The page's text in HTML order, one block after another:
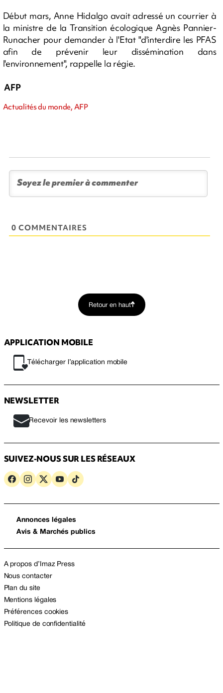
Début mars, Anne Hidalgo avait adressé un courrier à
la ministre de la Transition écologique Agnès Pannier-
Runacher pour demander à l'Etat "d'interdire les PFAS
afin de prévenir leur dissémination dans
l'environnement", rappelle la régie.
AFP
Actualités du monde, AFP
0 COMMENTAIRES
Retour en haut
APPLICATION MOBILE
Télécharger l’application mobile
NEWSLETTER
Recevoir les newsletters
SUIVEZ-NOUS SUR LES RÉSEAUX
Annonces légales
Avis & Marchés publics
A propos d’Imaz Press
Nous contacter
Plan du site
Mentions légales
Préférences cookies
Politique de confidentialité